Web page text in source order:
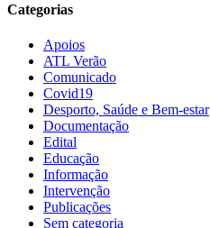
Categorias
Apoios
ATL Verão
Comunicado
Covid19
Desporto, Saúde e Bem-estar
Documentação
Edital
Educação
Informação
Intervenção
Publicações
Sem categoria